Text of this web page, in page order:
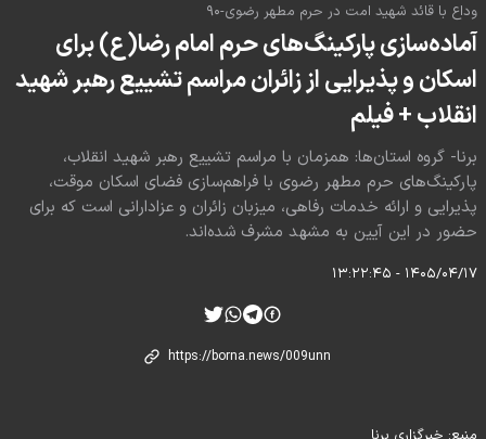
وداع با قائد شهید امت در حرم مطهر رضوی-۹۰
آماده‌سازی پارکینگ‌های حرم امام رضا(ع) برای
اسکان و پذیرایی از زائران مراسم تشییع رهبر شهید
انقلاب + فیلم
برنا- گروه استان‌ها: همزمان با مراسم تشییع رهبر شهید انقلاب،
پارکینگ‌های حرم مطهر رضوی با فراهم‌سازی فضای اسکان موقت،
پذیرایی و ارائه خدمات رفاهی، میزبان زائران و عزادارانی است که برای
حضور در این آیین به مشهد مشرف شده‌اند.
۱۴۰۵/۰۴/۱۷ - ۱۳:۲۲:۴۵